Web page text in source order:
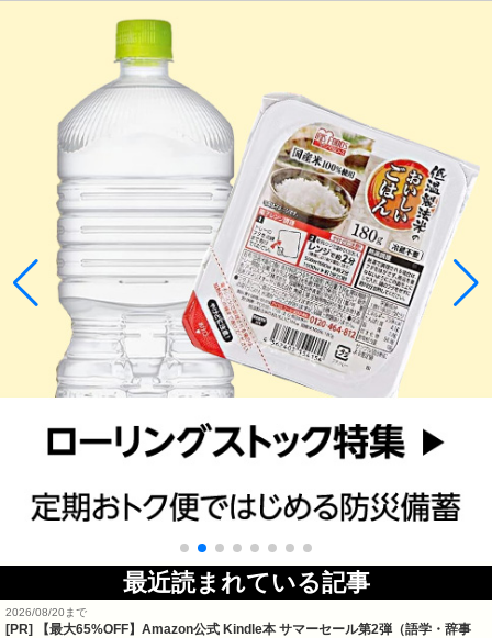
最近読まれている記事
2026/08/20まで
[PR]
【最大65%OFF】Amazon公式 Kindle本 サマーセール第2弾（語学・辞事